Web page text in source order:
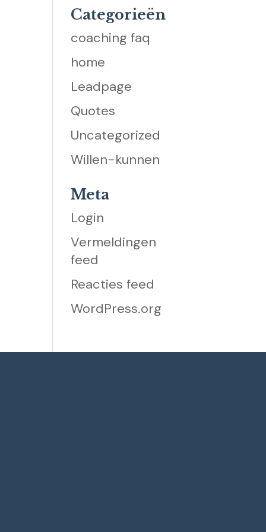
Categorieën
coaching faq
home
Leadpage
Quotes
Uncategorized
Willen-kunnen
Meta
Login
Vermeldingen
feed
Reacties feed
WordPress.org